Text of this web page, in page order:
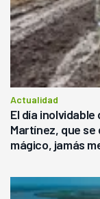
Actualidad
El día
Martínez, que
mágico, jamás